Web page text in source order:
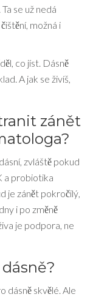
se už nedá
možná i
co jíst. Dásně
A jak se živíš,
zánět
zvláště pokud
a probiotika
je zánět pokročilý,
i po změně
je podpora, ne
dásně skvělé. Ale